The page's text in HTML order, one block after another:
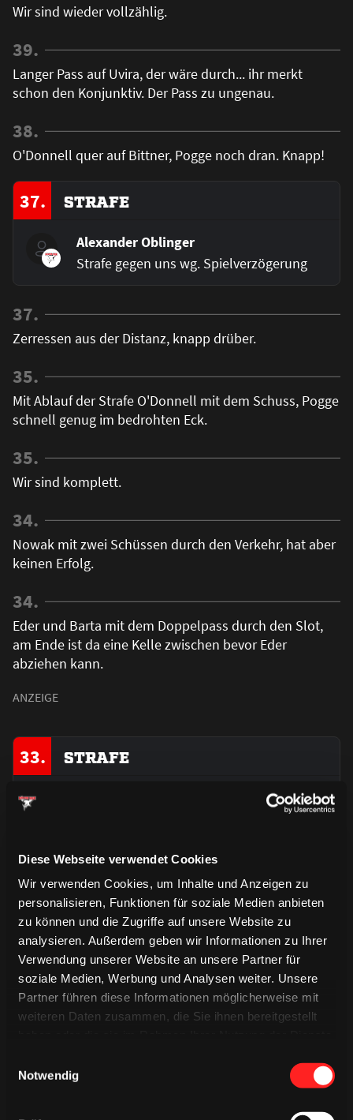
Diese Webseite verwendet Cookies
Wir verwenden Cookies, um Inhalte und Anzeigen zu
personalisieren, Funktionen für soziale Medien anbieten
zu können und die Zugriffe auf unsere Website zu
analysieren. Außerdem geben wir Informationen zu Ihrer
Verwendung unserer Website an unsere Partner für
soziale Medien, Werbung und Analysen weiter. Unsere
Partner führen diese Informationen möglicherweise mit
weiteren Daten zusammen, die Sie ihnen bereitgestellt
Notwendig
Wir sind wieder vollzählig.
39.
Langer Pass auf Uvira, der wäre durch... ihr merkt
schon den Konjunktiv. Der Pass zu ungenau.
38.
O'Donnell quer auf Bittner, Pogge noch dran. Knapp!
37. STRAFE
Alexander Oblinger
Strafe gegen uns wg. Spielverzögerung
37.
Zerressen aus der Distanz, knapp drüber.
35.
Mit Ablauf der Strafe O'Donnell mit dem Schuss, Pogge
schnell genug im bedrohten Eck.
35.
Wir sind komplett.
34.
Nowak mit zwei Schüssen durch den Verkehr, hat aber
keinen Erfolg.
34.
Eder und Barta mit dem Doppelpass durch den Slot,
am Ende ist da eine Kelle zwischen bevor Eder
abziehen kann.
33. STRAFE
33.
Nach gewonnenem Bully schlenzt Mo. Müller direkt
durch den Verkehr, Pantkowski hat die Scheibe
irgendwo in der Ausrüstung.
32.
Fischbuch geht ins Drittel, nimmt direkt den Schuss,
sichere Beute für den Blocker von Pogge.
PLING! Uvira tankt sich an Cumiskey vorbei und trifft